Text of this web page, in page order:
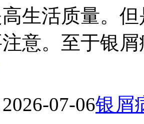
生活质量。
意。至于银
07-06银屑